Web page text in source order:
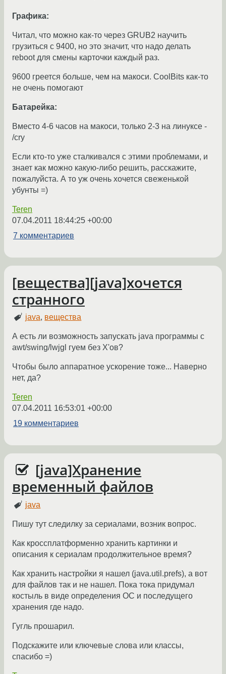
Графика:
Читал, что можно как-то через GRUB2 научить
грузиться с 9400, но это значит, что надо делать
reboot для смены карточки каждый раз.
9600 греется больше, чем на макоси. CoolBits как-то
не очень помогают
Батарейка:
Вместо 4-6 часов на макоси, только 2-3 на линуксе -
/cry
Если кто-то уже сталкивался с этими проблемами, и
знает как можно какую-либо решить, расскажите,
пожалуйста. А то уж очень хочется свеженькой
убунты =)
Teren
07.04.2011 18:44:25 +00:00
7 комментариев
[вещества][java]хочется
странного
java, вещества
А есть ли возможность запускать java программы с
awt/swing/lwjgl гуем без X'ов?
Чтобы было аппаратное ускорение тоже... Наверно
нет, да?
Teren
07.04.2011 16:53:01 +00:00
19 комментариев
[java]Хранение
временный файлов
java
Пишу тут следилку за сериалами, возник вопрос.
Как кроссплатформенно хранить картинки и
описания к сериалам продолжительное время?
Как хранить настройки я нашел (java.util.prefs), а вот
для файлов так и не нашел. Пока тока придумал
костыль в виде определения ОС и последущего
хранения где надо.
Гугль прошарил.
Подскажите или ключевые слова или классы,
спасибо =)